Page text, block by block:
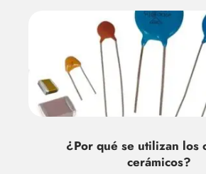
¿Por qué se utilizan los
cerámicos?